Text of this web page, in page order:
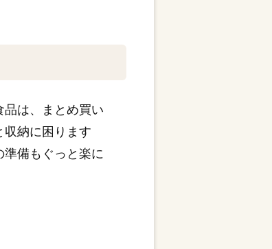
は、まとめ買い
収納に困ります
備もぐっと楽に